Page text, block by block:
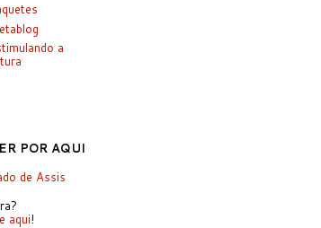
a
POR AQUI
de Assis
aqui!